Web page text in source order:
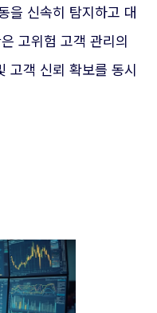
을 신속히 탐지하고 대
고위험 고객 관리의
고객 신뢰 확보를 동시